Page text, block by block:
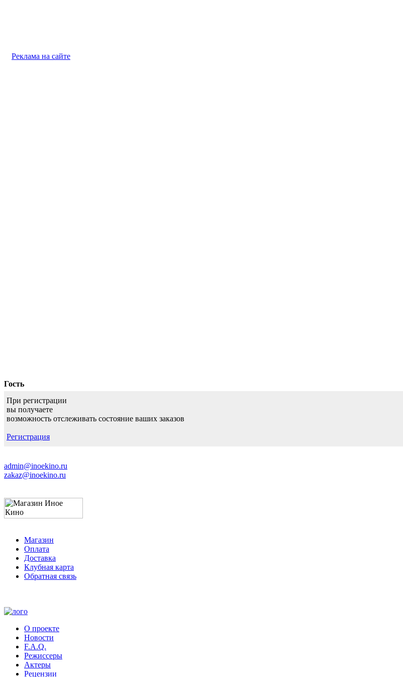
Реклама на сайте
Гость
При регистрации
вы получаете
возможность отслеживать состояние ваших заказов
Регистрация
admin@inoekino.ru
zakaz@inoekino.ru
Магазин
Оплата
Доставка
Клубная карта
Обратная связь
О проекте
Новости
F.A.Q.
Режиссеры
Актеры
Рецензии